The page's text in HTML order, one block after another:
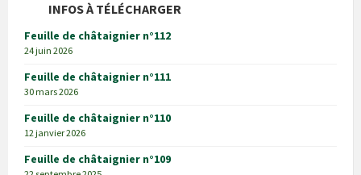
INFOS À TÉLÉCHARGER
Feuille de châtaignier n°112
24 juin 2026
Feuille de châtaignier n°111
30 mars 2026
Feuille de châtaignier n°110
12 janvier 2026
Feuille de châtaignier n°109